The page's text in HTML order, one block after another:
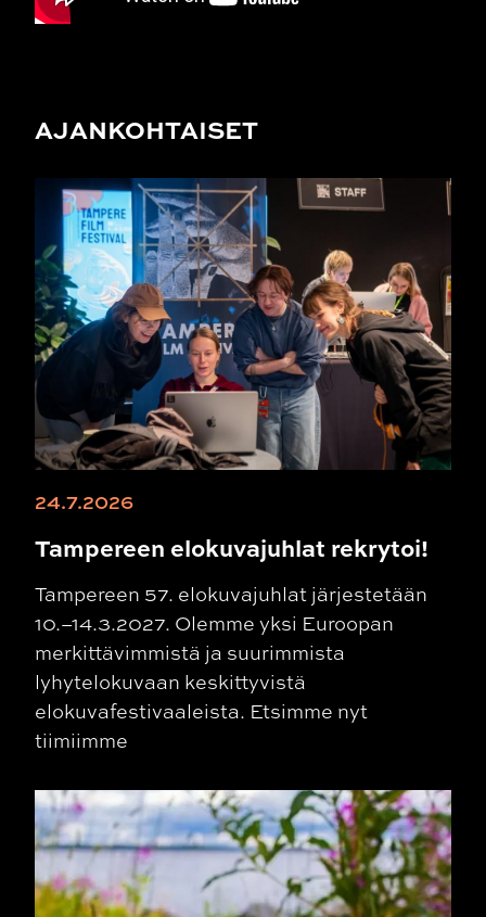
AJANKOHTAISET
24.7.2026
Tampereen elokuvajuhlat rekrytoi!
Tampereen 57. elokuvajuhlat järjestetään
10.–14.3.2027. Olemme yksi Euroopan
merkittävimmistä ja suurimmista
lyhytelokuvaan keskittyvistä
elokuvafestivaaleista. Etsimme nyt
tiimiimme